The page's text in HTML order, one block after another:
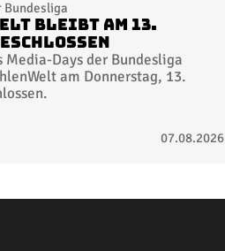
Bundesliga
bleibt am 13.
Media-Days der Bundesliga
am Donnerstag, 13.
07.08.2026